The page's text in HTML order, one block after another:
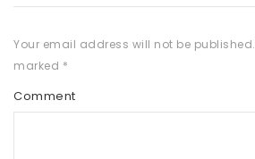
Your email address will not be published.
marked *
Comment